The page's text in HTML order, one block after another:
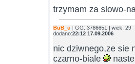
trzymam za slowo-
BuB_u | GG: 3786651 | wiek: 29
dodano:22:12 17.09.2006
nic dziwnego,ze sie
czarno-biale